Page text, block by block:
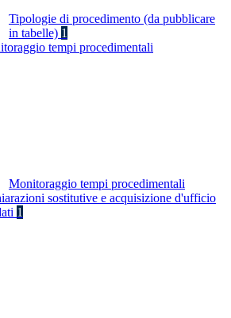
Tipologie di procedimento (da pubblicare
in tabelle) 1
tempi procedimentali
Monitoraggio tempi procedimentali
sostitutive e acquisizione d'ufficio
1